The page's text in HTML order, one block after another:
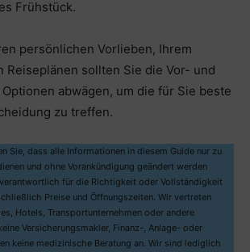
Frühstück.
persönlichen Vorlieben, Ihrem
Reiseplänen sollten Sie die Vor- und
abwägen, um die für Sie beste
zu treffen.
Sie, dass alle Informationen in diesem Guide nur zu
und ohne Vorankündigung geändert werden
für die Richtigkeit oder Vollständigkeit
Preise und Öffnungszeiten. Wir vertreten
Hotels, Transportunternehmen oder andere
Versicherungsmakler, Finanz-, Anlage- oder
keine medizinische Beratung an. Wir sind lediglich